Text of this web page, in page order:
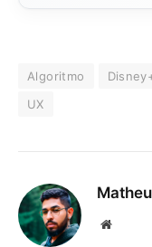
Algoritmo
UX
Website